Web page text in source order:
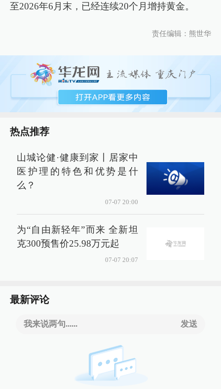
至2026年6月末，已经连续20个月增持黄金。
责任编辑：熊世华
热点推荐
山城论健·健康到家丨居家中
医护理的特色和优势是什
么？
07-07 20:00
为“自由新轻年”而来 全新坦
克300预售价25.98万元起
07-07 20:07
最新评论
我来说两句...... 发送